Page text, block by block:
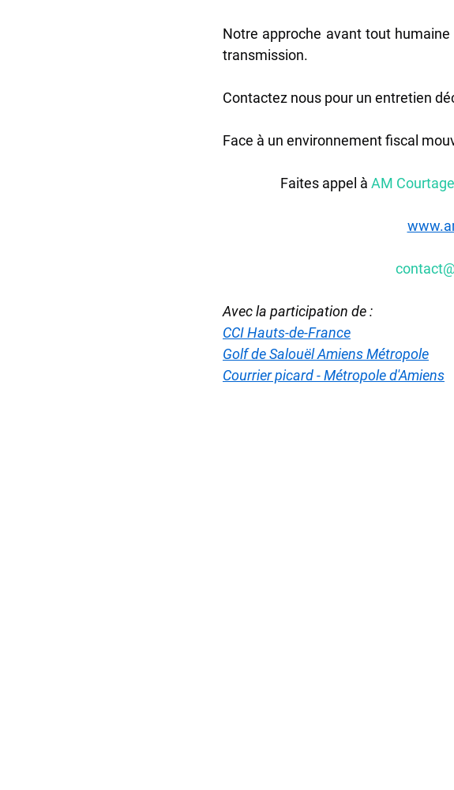
Notre approche avant tout
transmission.
Contactez nous pour un entretien
Face à un environnement fiscal
Faites appel à AM
Avec la participation de :
CCI Hauts-de-France
Golf de Salouël Amiens Métropole
Courrier picard - Métropole d'Amiens